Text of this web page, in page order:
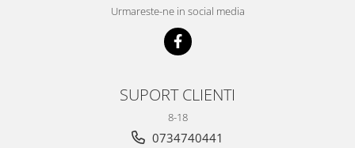
Urmareste-ne in social media
SUPORT CLIENTI
8-18
0734740441